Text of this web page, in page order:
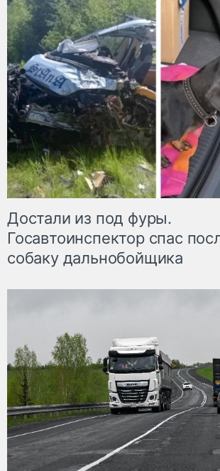
Достали из под фуры.
Госавтоинспектор спас
собаку дальнобойщика